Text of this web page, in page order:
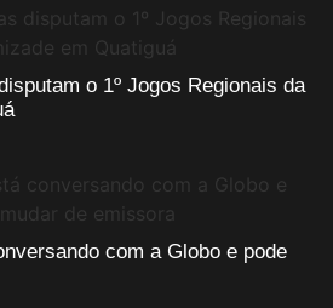
o 1º Jogos Regionais da
com a Globo e pode